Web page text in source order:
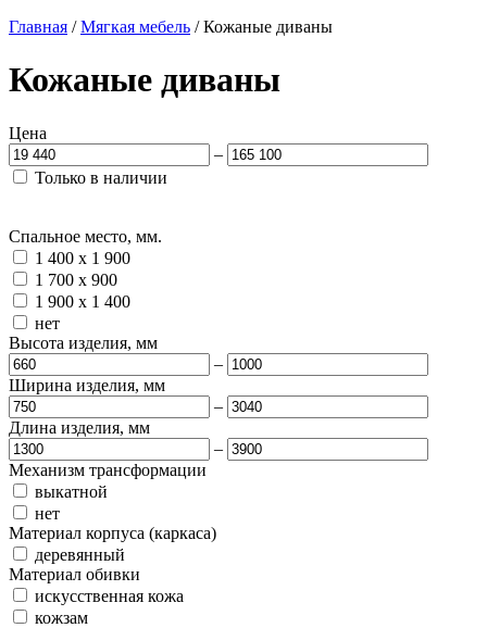
Главная / Мягкая мебель /Кожаные диваны
Кожаные диваны
Цена
–
Только в наличии
Спальное место, мм.
1 400 х 1 900
1 700 х 900
1 900 x 1 400
нет
Высота изделия, мм
–
Ширина изделия, мм
–
Длина изделия, мм
–
Механизм трансформации
выкатной
нет
Материал корпуса (каркаса)
деревянный
Материал обивки
искусственная кожа
кожзам